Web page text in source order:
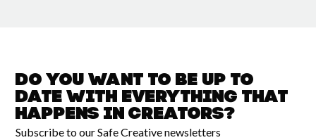
Do you want to be up to
date witheverything that
happens inCreators?
Subscribe to our Safe Creative newsletters